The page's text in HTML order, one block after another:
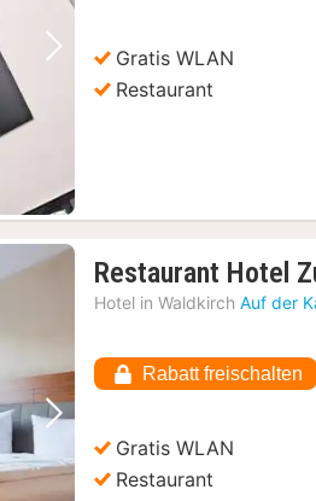
Nächstes Bild
Gratis WLAN
Restaurant
Nächstes Bild
Restaurant Hotel
Hotel in Waldkirch Auf der
Rabatt freischalten
Gratis WLAN
Restaurant